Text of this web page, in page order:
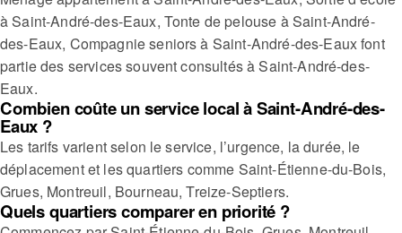
à Saint-André-des-Eaux, Tonte de pelouse à Saint-André-
des-Eaux, Compagnie seniors à Saint-André-des-Eaux font
partie des services souvent consultés à Saint-André-des-
Eaux.
Combien coûte un service local à Saint-André-des-
Eaux ?
Les tarifs varient selon le service, l’urgence, la durée, le
déplacement et les quartiers comme Saint-Étienne-du-Bois,
Grues, Montreuil, Bourneau, Treize-Septiers.
Quels quartiers comparer en priorité ?